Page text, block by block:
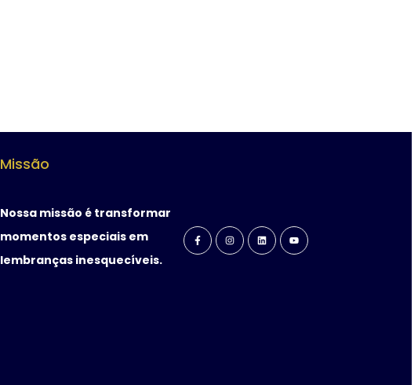
Missão
Nossa missão é transformar
momentos especiais em
lembranças inesquecíveis.